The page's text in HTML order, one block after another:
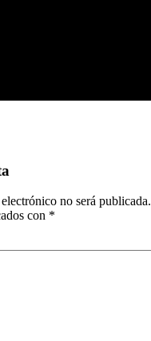
no será publicada.
con *